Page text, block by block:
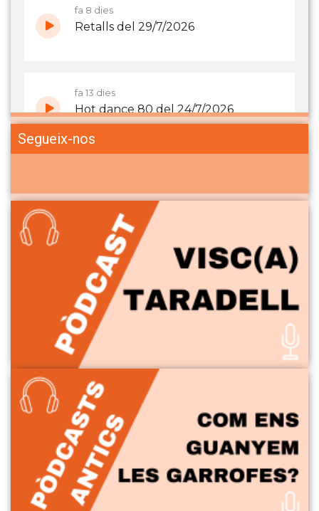
Segueix-nos